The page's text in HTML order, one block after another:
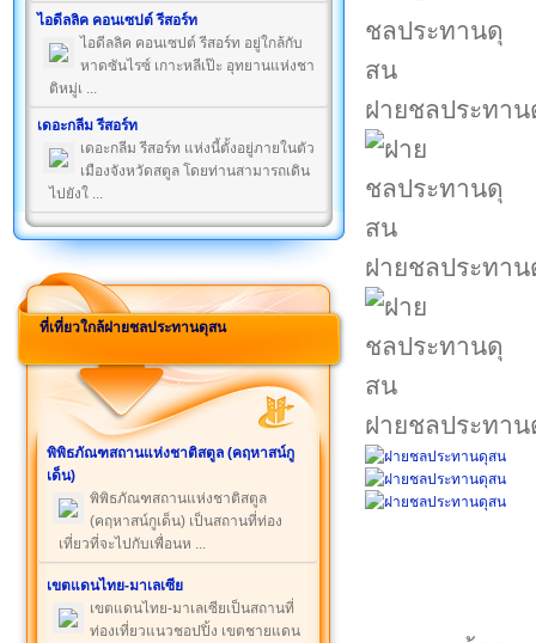
ไอดีลลิค คอนเซปต์ รีสอร์ท
ไอดีลลิค คอนเซปต์ รีสอร์ท อยู่ใกล้กับ
หาดซันไรซ์ เกาะหลีเป๊ะ อุทยานแห่งชา
ติหมู่เ ...
เดอะกลีม รีสอร์ท
เดอะกลีม รีสอร์ท แห่งนี้ตั้งอยู่ภายในตัว
เมืองจังหวัดสตูล โดยท่านสามารถเดิน
ไปยังใ ...
ที่เที่ยวใกล้ฝายชลประทานดุสน
พิพิธภัณฑสถานแห่งชาติสตูล (คฤหาสน์กู
เด็น)
พิพิธภัณฑสถานแห่งชาติสตูล
(คฤหาสน์กูเด็น) เป็นสถานที่ท่อง
เที่ยวที่จะไปกับเพื่อนห ...
เขตแดนไทย-มาเลเซีย
เขตแดนไทย-มาเลเซียเป็นสถานที่
ท่องเที่ยวแนวชอปปิ้ง เขตชายแดน
ฝายชลประทา
ฝายชลประทา
ฝายชลประทา